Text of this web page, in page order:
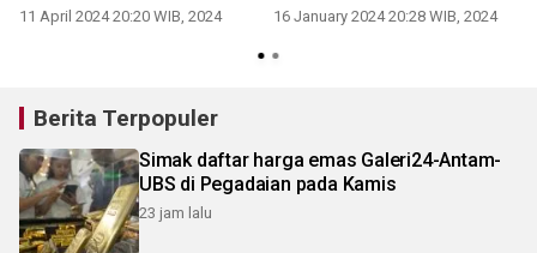
11 April 2024 20:20 WIB, 2024 16 January 2024 20:28 WIB, 2024
Berita Terpopuler
Simak daftar harga emas Galeri24-Antam-
UBS di Pegadaian pada Kamis
23 jam lalu